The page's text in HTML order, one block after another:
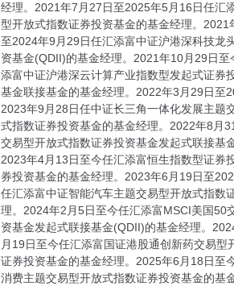
经理。2021年7月27日至2025年5月16日任汇
型开放式指数证券投资基金的基金经理。
至2024年9月29日任汇添富中证沪港深科技龙
资基金(QDII)的基金经理。2021年10月29日
添富中证沪港深云计算产业指数型发起式证
基金联接基金的基金经理。2022年3月29日至
2023年9月28日任中证长三角一体化发展主题
式指数证券投资基金的基金经理。2022年8月
交易型开放式指数证券投资基金发起式联接
2023年4月13日至今任汇添富恒生指数型证
券投资基金的基金经理。2023年6月19日至
任汇添富中证智能汽车主题交易型开放式指数
理。2024年2月5日至今任汇添富MSCI美国50
资基金发起式联接基金(QDII)的基金经理。
月19日至今任汇添富国证港股通创新药交易
证券投资基金的基金经理。2025年6月18日至
消费主题交易型开放式指数证券投资基金的基